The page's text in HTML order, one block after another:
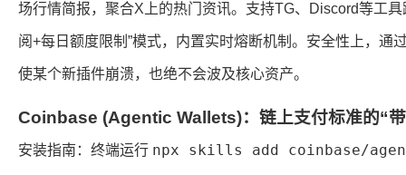
场行情简报，聚合X上的热门资讯。支持TG、Discord等工
阅+每日额度限制”模式，内置实时熔断机制。安全性上，通
使某个新插件崩溃，也绝不会波及核心资产。
Coinbase (Agentic Wallets)：链上支付标准的“
安装指南：终端运行 npx skills add coinbase/